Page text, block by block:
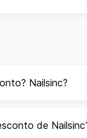
Nailsinc?
de